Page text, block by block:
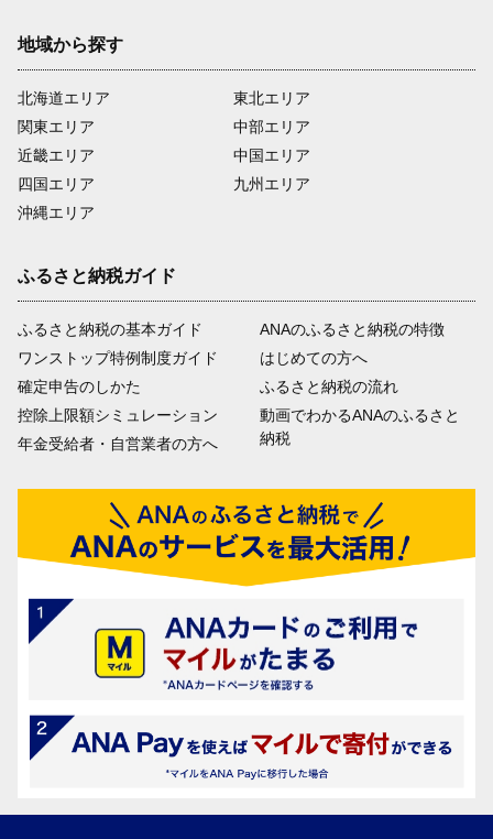
地域から探す
北海道エリア
関東エリア
近畿エリア
四国エリア
沖縄エリア
東北エリア
中部エリア
中国エリア
九州エリア
ふるさと納税ガイド
ふるさと納税の基本ガイド
ワンストップ特例制度ガイド
確定申告のしかた
控除上限額シミュレーション
年金受給者・自営業者の方へ
ANAのふるさと納税の特徴
はじめての方へ
ふるさと納税の流れ
動画でわかるANAのふるさと
納税